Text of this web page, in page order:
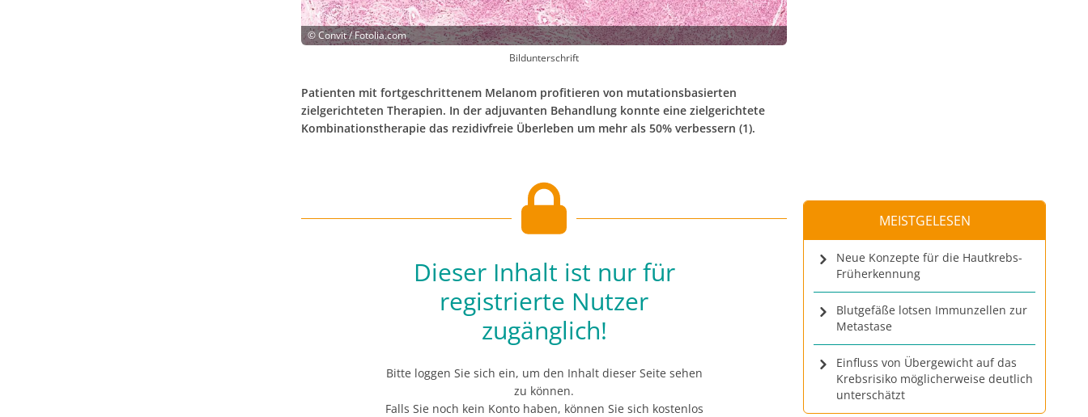
©Convit / Fotolia.com
Bildunterschrift
Patienten mit fortgeschrittenem Melanom profitieren von mutationsbasierten
zielgerichteten Therapien. In der adjuvanten Behandlung konnte eine zielgerichtete
Kombinationstherapie das rezidivfreie Überleben um mehr als 50% verbessern (1).
Dieser Inhalt ist nur für
registrierte Nutzer
zugänglich!
Bitte loggen Sie sich ein, um den Inhalt dieser Seite sehen
zu können.
Falls Sie noch kein Konto haben, können Sie sich kostenlos
MEISTGELESEN
Neue Konzepte für die Hautkrebs-
Früherkennung
Blutgefäße lotsen Immunzellen zur
Metastase
Einfluss von Übergewicht auf das
Krebsrisiko möglicherweise deutlich
unterschätzt